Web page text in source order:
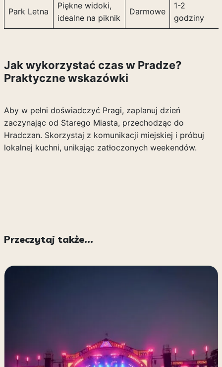
Park Letna
Piękne widoki,
idealne na piknik
Darmowe
1-2
godziny
Jak wykorzystać czas w Pradze?
Praktyczne wskazówki
Aby w pełni doświadczyć Pragi, zaplanuj dzień
zaczynając od Starego Miasta, przechodząc do
Hradczan. Skorzystaj z komunikacji miejskiej i próbuj
lokalnej kuchni, unikając zatłoczonych weekendów.
Przeczytaj także...